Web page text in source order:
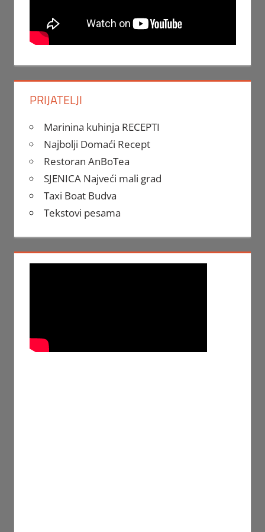
PRIJATELJI
Marinina kuhinja RECEPTI
Najbolji Domaći Recept
Restoran AnBoTea
SJENICA Najveći mali grad
Taxi Boat Budva
Tekstovi pesama